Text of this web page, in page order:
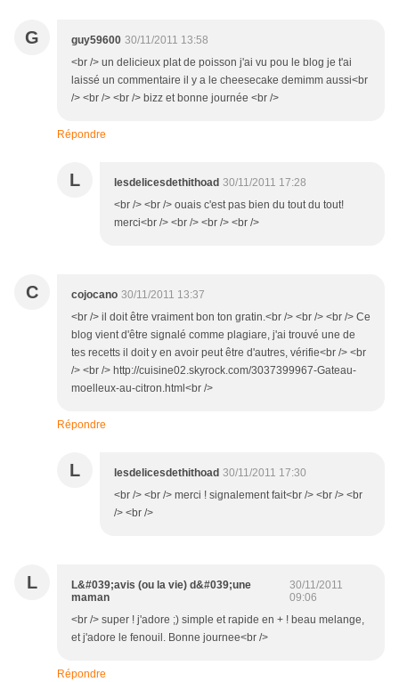
G guy59600 30/11/2011 13:58
<br /> un delicieux plat de poisson j'ai vu pou le blog je t'ai
laissé un commentaire il y a le cheesecake demimm aussi<br
/> <br /> <br /> bizz et bonne journée <br />
Répondre
L lesdelicesdethithoad 30/11/2011 17:28
<br /> <br /> ouais c'est pas bien du tout du tout!
merci<br /> <br /> <br /> <br />
C cojocano 30/11/2011 13:37
<br /> il doit être vraiment bon ton gratin.<br /> <br /> <br /> Ce
blog vient d'être signalé comme plagiare, j'ai trouvé une de
tes recetts il doit y en avoir peut être d'autres, vérifie<br /> <br
/> <br /> http://cuisine02.skyrock.com/3037399967-Gateau-
moelleux-au-citron.html<br />
Répondre
L lesdelicesdethithoad 30/11/2011 17:30
<br /> <br /> merci ! signalement fait<br /> <br /> <br
/> <br />
L
L&#039;avis (ou la vie) d&#039;une
maman
30/11/2011
09:06
<br /> super ! j'adore ;) simple et rapide en + ! beau melange,
et j'adore le fenouil. Bonne journee<br />
Répondre